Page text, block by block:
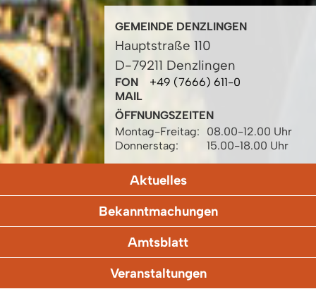
GEMEINDE DENZLINGEN
Hauptstraße 110
D-79211 Denzlingen
FON
+49 (7666) 611-0
MAIL
ÖFFNUNGSZEITEN
Montag-Freitag:
08.00-12.00 Uhr
Donnerstag:
15.00-18.00 Uhr
Aktuelles
Bekanntmachungen
Amtsblatt
Veranstaltungen